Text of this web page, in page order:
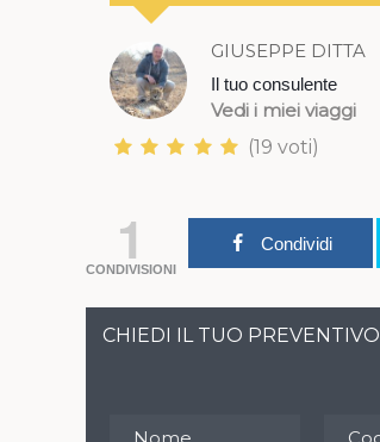
GIUSEPPE DITTA
Il tuo consulente
Vedi i miei viaggi
(19 voti)
1
CONDIVISIONI
Condividi
CHIEDI IL TUO PREVENTIVO